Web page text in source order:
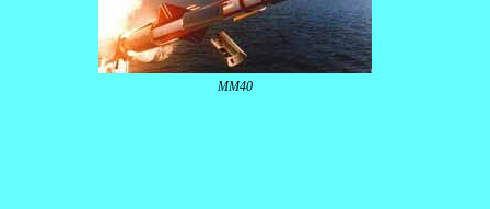
MM40